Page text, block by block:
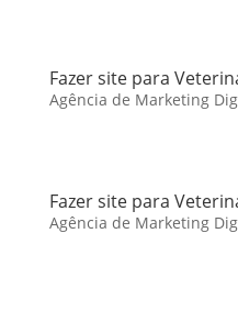
Fazer site para
Agência de Marketing
Fazer site para
Agência de Marketing